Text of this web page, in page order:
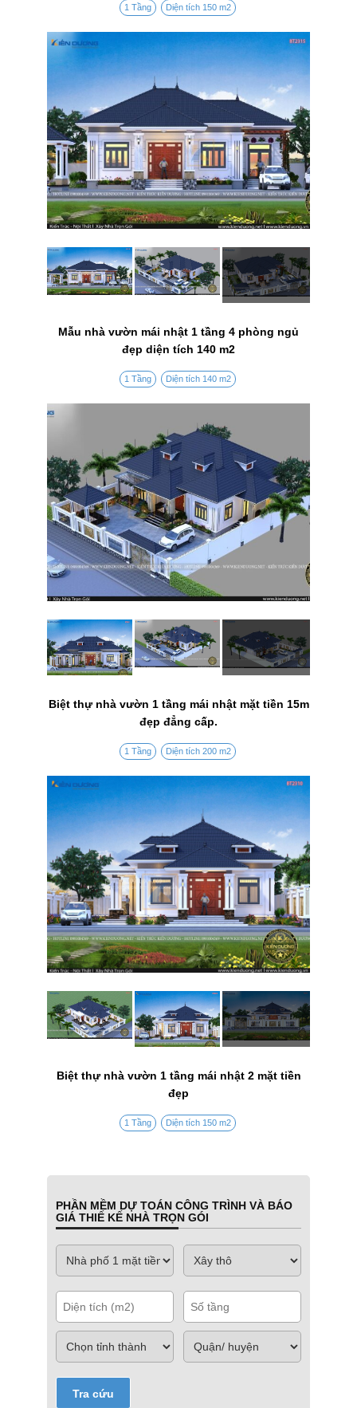
1 Tầng Diện tích 150 m2
Mẫu nhà vườn mái nhật 1 tầng 4 phòng ngủ
đẹp diện tích 140 m2
1 Tầng Diện tích 140 m2
Biệt thự nhà vườn 1 tầng mái nhật mặt tiền 15m
đẹp đẳng cấp.
1 Tầng Diện tích 200 m2
Biệt thự nhà vườn 1 tầng mái nhật 2 mặt tiền
đẹp
1 Tầng Diện tích 150 m2
PHẦN MỀM DỰ TOÁN CÔNG TRÌNH VÀ BÁO
GIÁ THIẾ KẾ NHÀ TRỌN GÓI
Tra cứu